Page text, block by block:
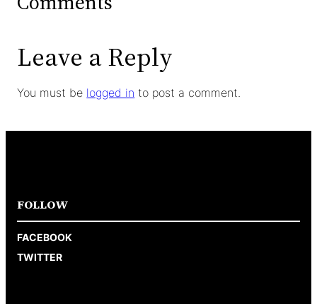
Leave a Reply
You must be logged in to post a comment.
FOLLOW
FACEBOOK
TWITTER